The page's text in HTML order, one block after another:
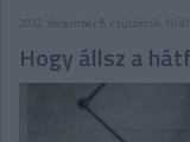
2022. december 8. csütörtök, 10:41
Hogy állsz a